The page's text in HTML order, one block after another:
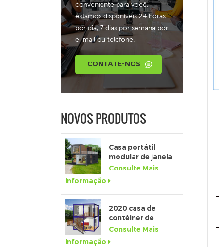
conveniente para você.
estamos disponíveis 24 horas
por dia, 7 dias por semana por
e-mail ou telefone.
CONTATE-NOS
NOVOS PRODUTOS
Casa portátil
modular de janela
de altura total
Consulte Mais
Informação
2020 casa de
contêiner de
pacote plano de
Consulte Mais
Informação